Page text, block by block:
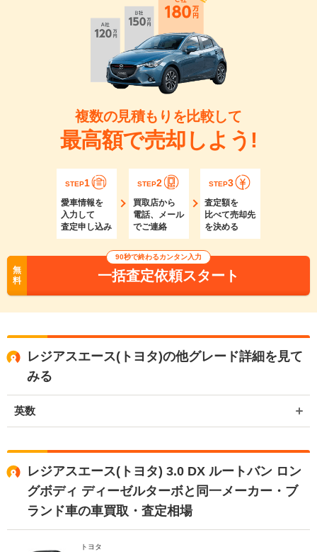
複数の見積もりを比較して
最高額で売却しよう!
STEP1
愛車情報を
入力して
査定申し込み
STEP2
買取店から
電話、メール
でご連絡
STEP3
査定額を
比べて売却先
を決める
無
料
90秒で終わるカンタン入力
一括査定依頼スタート
レジアスエース(トヨタ)の他グレード詳細を見て
みる
英数
レジアスエース(トヨタ) 3.0 DX ルートバン ロン
グボディ ディーゼルターボと同一メーカー・ブ
ランド車の車買取・査定相場
トヨタ